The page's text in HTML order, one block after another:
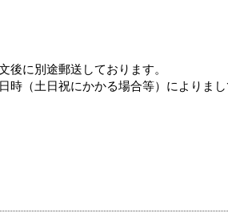
後に別途郵送しております。
時（土日祝にかかる場合等）によりま